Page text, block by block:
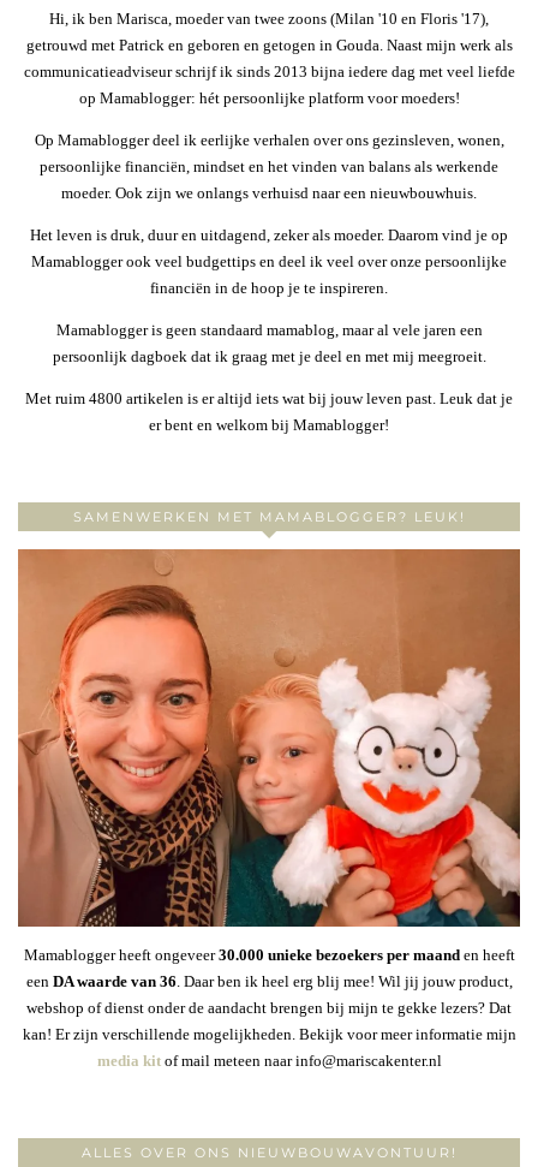
Hi, ik ben Marisca, moeder van twee zoons (Milan '10 en Floris '17),
getrouwd met Patrick en geboren en getogen in Gouda. Naast mijn werk als
communicatieadviseur schrijf ik sinds 2013 bijna iedere dag met veel liefde
op Mamablogger: hét persoonlijke platform voor moeders!
Op Mamablogger deel ik eerlijke verhalen over ons gezinsleven, wonen,
persoonlijke financiën, mindset en het vinden van balans als werkende
moeder. Ook zijn we onlangs verhuisd naar een nieuwbouwhuis.
Het leven is druk, duur en uitdagend, zeker als moeder. Daarom vind je op
Mamablogger ook veel budgettips en deel ik veel over onze persoonlijke
financiën in de hoop je te inspireren.
Mamablogger is geen standaard mamablog, maar al vele jaren een
persoonlijk dagboek dat ik graag met je deel en met mij meegroeit.
Met ruim 4800 artikelen is er altijd iets wat bij jouw leven past. Leuk dat je
er bent en welkom bij Mamablogger!
SAMENWERKEN MET MAMABLOGGER? LEUK!
Mamablogger heeft ongeveer30.000 unieke bezoekers per maanden heeft
een DA waarde van 36 . Daar ben ik heel erg blij mee! Wil jij jouw product,
webshop of dienst onder de aandacht brengen bij mijn te gekke lezers? Dat
kan! Er zijn verschillende mogelijkheden. Bekijk voor meer informatie mijn
media kitof mail meteen naar info@mariscakenter.nl
ALLES OVER ONS NIEUWBOUWAVONTUUR!